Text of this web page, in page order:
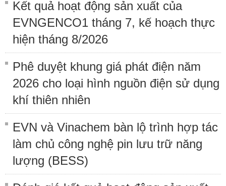
Kết quả hoạt động sản xuất của
EVNGENCO1 tháng 7, kế hoạch thực
hiện tháng 8/2026
Phê duyệt khung giá phát điện năm
2026 cho loại hình nguồn điện sử dụng
khí thiên nhiên
EVN và Vinachem bàn lộ trình hợp tác
làm chủ công nghệ pin lưu trữ năng
lượng (BESS)